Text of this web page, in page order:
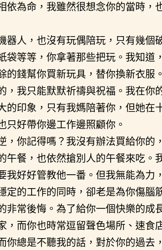
依為命，我雖然很想念你的當時，
器人，也沒有玩偶陪玩，只有幾個
袋等等，你拿著那些把玩。我知道
的錢幫你買新玩具，替你換新衣服
，我只能默默祈禱與祝福。我在你
的印象，只有我媽陪著你，但她在
只好帶你邊工作邊照顧你。
，你記得嗎？我沒有辦法買給你的
午餐，也依然搶別人的午餐來吃。
我好好管教他一番。但我無能為力
定的工作的同時，卻老是為你傷腦
非常後悔。為了給你一個快樂的成
，而你也時常逗留聲色場所、速食
你總是不聽我的話，對於你的過去